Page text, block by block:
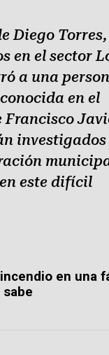
Diego Torres,
en el sector
a una
en el
Francisco
este difícil
en una